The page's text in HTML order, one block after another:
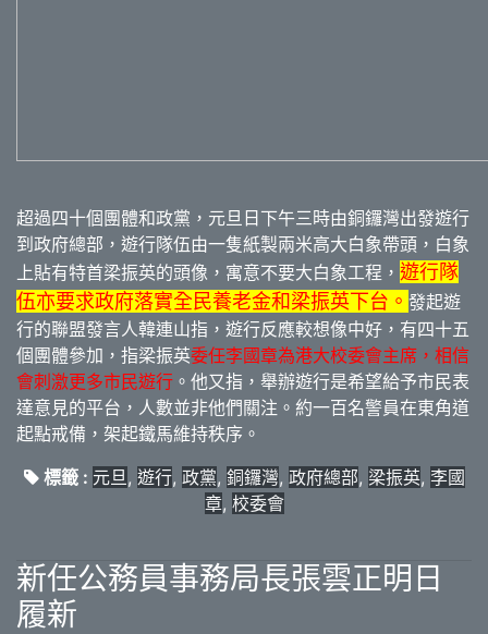
超過四十個團體和政黨，元旦日下午三時由銅鑼灣出發遊行
到政府總部，遊行隊伍由一隻紙製兩米高大白象帶頭，白象
上貼有特首梁振英的頭像，寓意不要大白象工程， 遊行隊
伍亦要求政府落實全民養老金和梁振英下台。 發起遊
行的聯盟發言人韓連山指，遊行反應較想像中好，有四十五
個團體參加，指梁振英委任李國章為港大校委會主席，相信
會刺激更多市民遊行 。他又指，舉辦遊行是希望給予市民表
達意見的平台，人數並非他們關注。約一百名警員在東角道
起點戒備，架起鐵馬維持秩序。
標籤 : 元旦, 遊行, 政黨, 銅鑼灣, 政府總部, 梁振英, 李國
章, 校委會
新任公務員事務局長張雲正明日
履新